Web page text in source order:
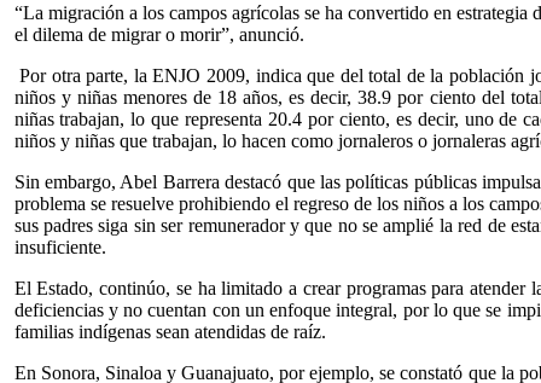
“La migración a los campos agrícolas se ha convertido en estrategia
el dilema de migrar o morir”, anunció.
Por otra parte, la ENJO 2009, indica que del total de la población
niños y niñas menores de 18 años, es decir, 38.9 por ciento del
niñas trabajan, lo que representa 20.4 por ciento, es decir, uno de
niños y niñas que trabajan, lo hacen como jornaleros o jornaleras
Sin embargo, Abel Barrera destacó que las políticas públicas
problema se resuelve prohibiendo el regreso de los niños a los
sus padres siga sin ser remunerador y que no se amplié la red de
insuficiente.
El Estado, continúo, se ha limitado a crear programas para atender
deficiencias y no cuentan con un enfoque integral, por lo que se
familias indígenas sean atendidas de raíz.
En Sonora, Sinaloa y Guanajuato, por ejemplo, se constató que la